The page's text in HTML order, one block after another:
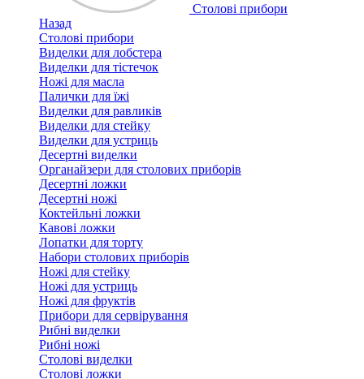
Столові прибори
Назад
Столові прибори
Виделки для лобстера
Виделки для тістечок
Ножі для масла
Палички для їжі
Виделки для равликів
Виделки для стейку
Виделки для устриць
Десертні виделки
Органайзери для столових приборів
Десертні ложки
Десертні ножі
Коктейльні ложки
Кавові ложки
Лопатки для торту
Набори столових приборів
Ножі для стейку
Ножі для устриць
Ножі для фруктів
Прибори для сервірування
Рибні виделки
Рибні ножі
Столові виделки
Столові ложки